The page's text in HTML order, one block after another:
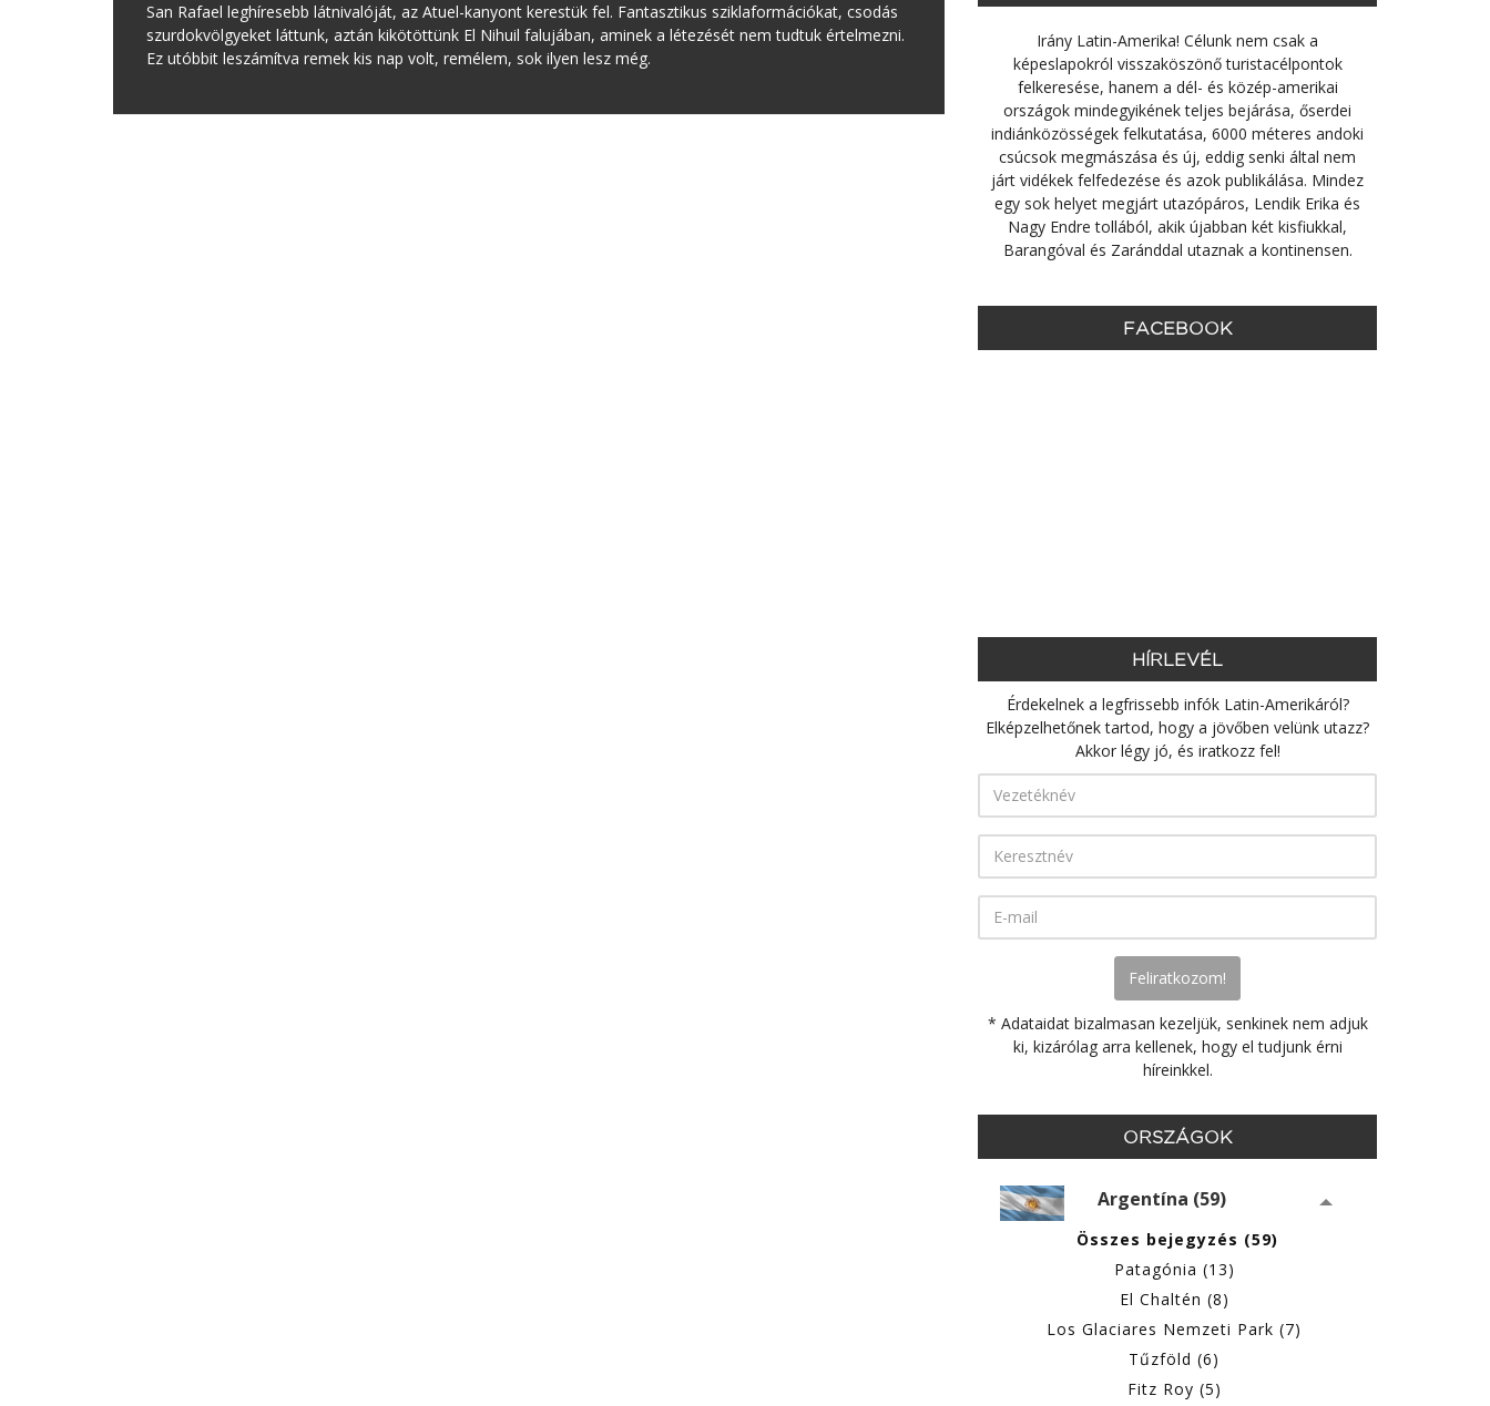
San Rafael leghíresebb látnivalóját, az Atuel-kanyont kerestük fel. Fantasztikus sziklaformációkat, csodás
szurdokvölgyeket láttunk, aztán kikötöttünk El Nihuil falujában, aminek a létezését nem tudtuk értelmezni.
Ez utóbbit leszámítva remek kis nap volt, remélem, sok ilyen lesz még.
Irány Latin-Amerika! Célunk nem csak a
képeslapokról visszaköszönő turistacélpontok
felkeresése, hanem a dél- és közép-amerikai
országok mindegyikének teljes bejárása, őserdei
indiánközösségek felkutatása, 6000 méteres andoki
csúcsok megmászása és új, eddig senki által nem
járt vidékek felfedezése és azok publikálása. Mindez
egy sok helyet megjárt utazópáros, Lendik Erika és
Nagy Endre tollából, akik újabban két kisfiukkal,
Barangóval és Zaránddal utaznak a kontinensen.
FACEBOOK
HÍRLEVÉL
Érdekelnek a legfrissebb infók Latin-Amerikáról?
Elképzelhetőnek tartod, hogy a jövőben velünk utazz?
Akkor légy jó, és iratkozz fel!
* Adataidat bizalmasan kezeljük, senkinek nem adjuk
ki, kizárólag arra kellenek, hogy el tudjunk érni
híreinkkel.
ORSZÁGOK
Argentína (59)
Összes bejegyzés (59)
Patagónia (13)
El Chaltén (8)
Los Glaciares Nemzeti Park (7)
Tűzföld (6)
Fitz Roy (5)